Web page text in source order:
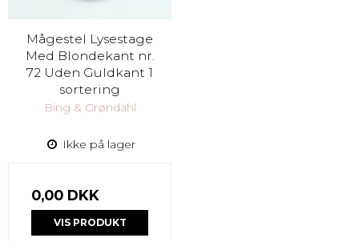
Mågestel Lysestage
Med Blondekant nr.
72 Uden Guldkant 1
sortering
Bing & Grøndahl
Ikke på lager
0,00 DKK
VIS PRODUKT